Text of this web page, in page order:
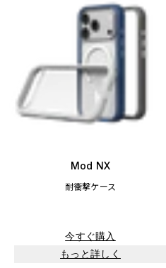
Mod NX
耐衝撃ケース
今すぐ購入
もっと詳しく